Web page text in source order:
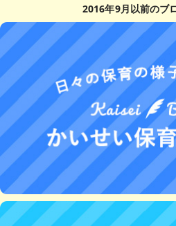
2016年9月以前のブ